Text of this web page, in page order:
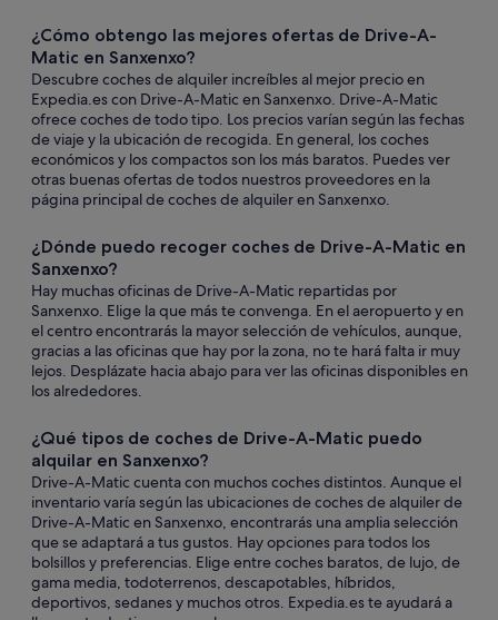
¿Cómo obtengo las mejores ofertas de Drive-A-
Matic en Sanxenxo?
Descubre coches de alquiler increíbles al mejor precio en
Expedia.es con Drive-A-Matic en Sanxenxo. Drive-A-Matic
ofrece coches de todo tipo. Los precios varían según las fechas
de viaje y la ubicación de recogida. En general, los coches
económicos y los compactos son los más baratos. Puedes ver
otras buenas ofertas de todos nuestros proveedores en la
página principal de coches de alquiler en Sanxenxo.
¿Dónde puedo recoger coches de Drive-A-Matic en
Sanxenxo?
Hay muchas oficinas de Drive-A-Matic repartidas por
Sanxenxo. Elige la que más te convenga. En el aeropuerto y en
el centro encontrarás la mayor selección de vehículos, aunque,
gracias a las oficinas que hay por la zona, no te hará falta ir muy
lejos. Desplázate hacia abajo para ver las oficinas disponibles en
los alrededores.
¿Qué tipos de coches de Drive-A-Matic puedo
alquilar en Sanxenxo?
Drive-A-Matic cuenta con muchos coches distintos. Aunque el
inventario varía según las ubicaciones de coches de alquiler de
Drive-A-Matic en Sanxenxo, encontrarás una amplia selección
que se adaptará a tus gustos. Hay opciones para todos los
bolsillos y preferencias. Elige entre coches baratos, de lujo, de
gama media, todoterrenos, descapotables, híbridos,
deportivos, sedanes y muchos otros. Expedia.es te ayudará a